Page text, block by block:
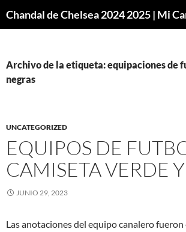
Archivo de la etiqueta: equipaciones de
negras
UNCATEGORIZED
EQUIPOS DE
CAMISETA VERDE
JUNIO 29, 2023
Las anotaciones del equipo canalero fueron